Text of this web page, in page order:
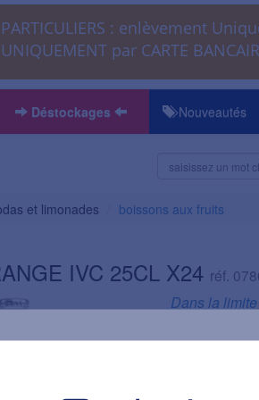
PARTICULIERS : enlèvement
UNIQUEMENT par CARTE
Déstockages Nouveautés
et limonades boissons aux fruits
IVC 25CL X24 réf.
Dans la
Informations